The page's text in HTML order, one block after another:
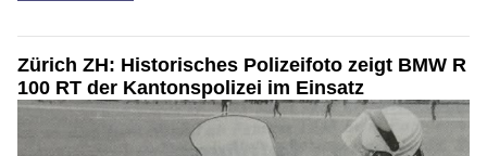
Zürich ZH: Historisches Polizeifoto zeigt BMW R
100 RT der Kantonspolizei im Einsatz